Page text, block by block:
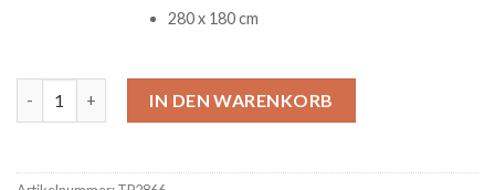
280 x 180 cm
IN DEN WARENKORB